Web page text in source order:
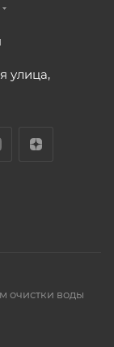
улица,
очистки воды